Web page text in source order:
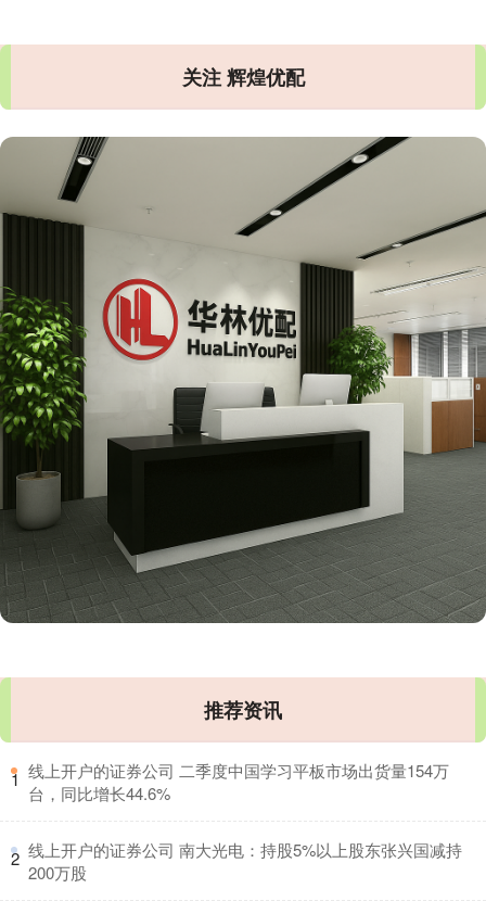
关注 辉煌优配
推荐资讯
1 ​线上开户的证券公司 二季度中国学习平板市场出货量154万
台，同比增长44.6%
2 ​线上开户的证券公司 南大光电：持股5%以上股东张兴国减持
200万股